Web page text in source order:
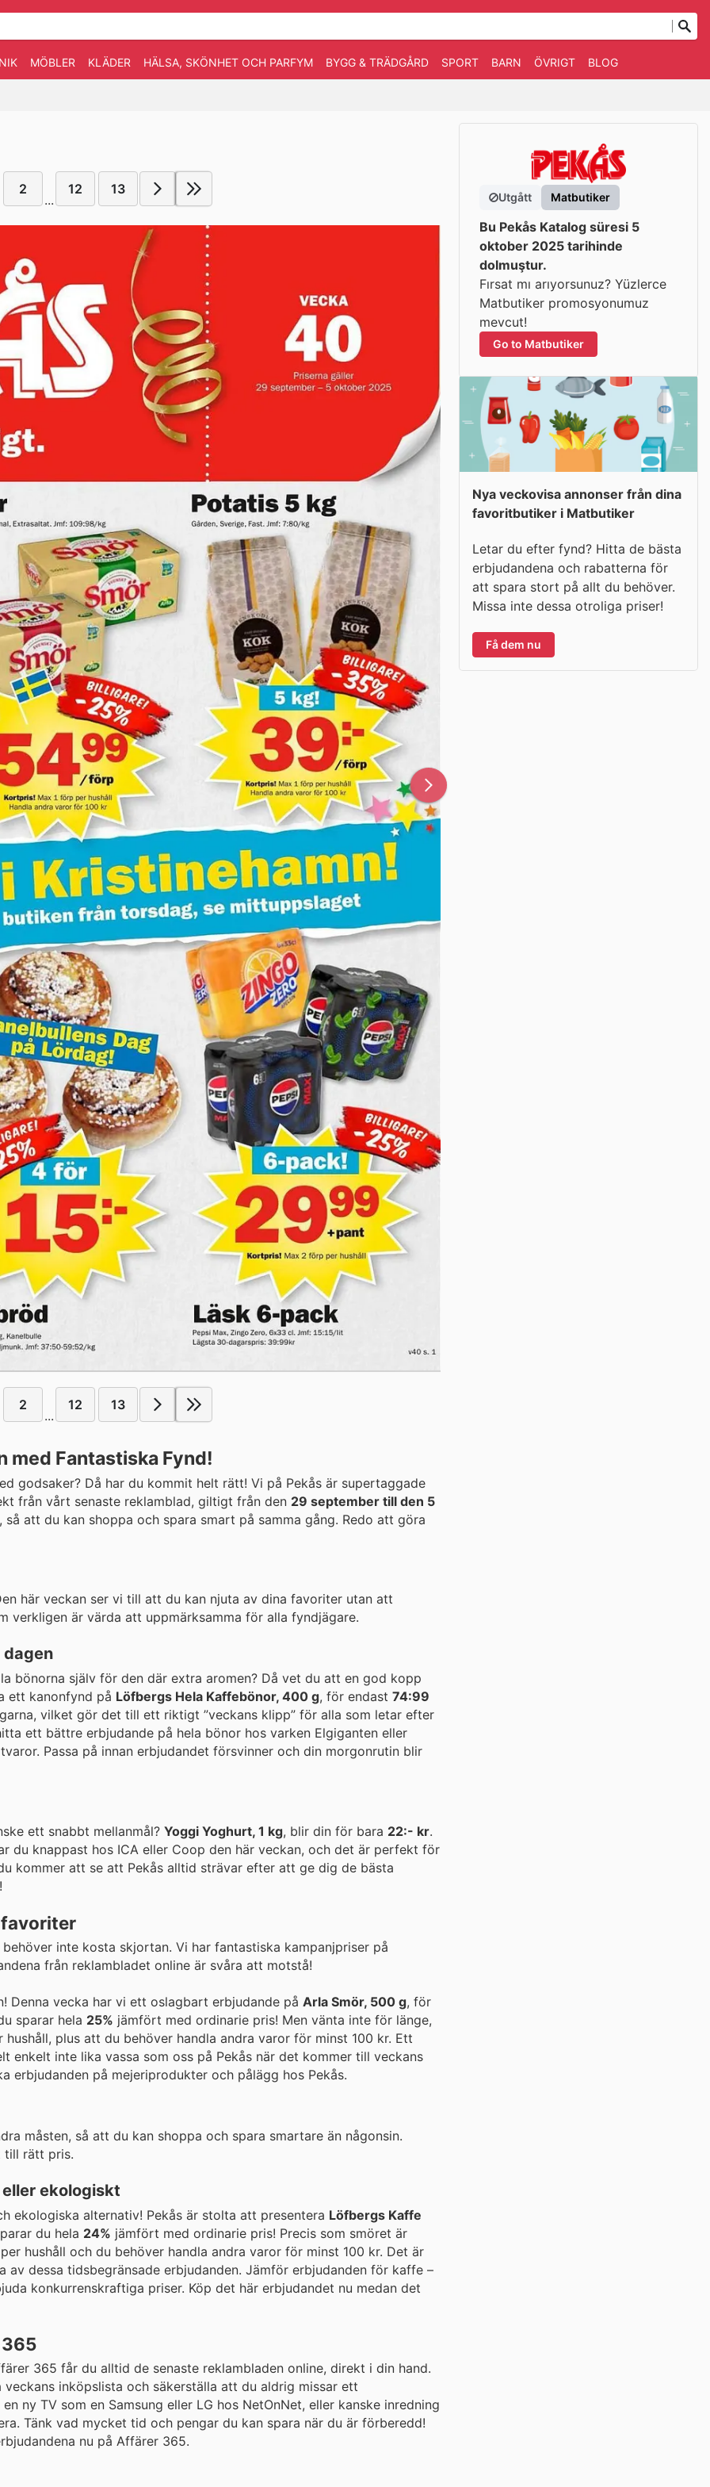
MÖBLER KLÄDER HÄLSA, SKÖNHET OCH PARFYM BYGG & TRÄDGÅRD SPORT BARN ÖVRIGT BLOG
2
...
12 13
2
...
12 13
med Fantastiska Fynd!
godsaker? Då har du kommit helt rätt! Vi på Pekås är supertaggade
från vårt senaste reklamblad, giltigt från den 29 september till den 5
att du kan shoppa och spara smart på samma gång. Redo att göra
här veckan ser vi till att du kan njuta av dina favoriter utan att
verkligen är värda att uppmärksamma för alla fyndjägare.
dagen
bönorna själv för den där extra aromen? Då vet du att en god kopp
ett kanonfynd på Löfbergs Hela Kaffebönor, 400 g, för endast 74:99
vilket gör det till ett riktigt ”veckans klipp” för alla som letar efter
ett bättre erbjudande på hela bönor hos varken Elgiganten eller
Passa på innan erbjudandet försvinner och din morgonrutin blir
ett snabbt mellanmål? Yoggi Yoghurt, 1 kg, blir din för bara 22:- kr.
knappast hos ICA eller Coop den här veckan, och det är perfekt för
kommer att se att Pekås alltid strävar efter att ge dig de bästa
inte kosta skjortan. Vi har fantastiska kampanjpriser på
från reklambladet online är svåra att motstå!
Denna vecka har vi ett oslagbart erbjudande på Arla Smör, 500 g, för
sparar hela 25% jämfört med ordinarie pris! Men vänta inte för länge,
plus att du behöver handla andra varor för minst 100 kr. Ett
enkelt inte lika vassa som oss på Pekås när det kommer till veckans
på mejeriprodukter och pålägg hos Pekås.
måsten, så att du kan shoppa och spara smartare än någonsin.
till rätt pris.
ekologiskt
ekologiska alternativ! Pekås är stolta att presentera Löfbergs Kaffe
du hela 24% jämfört med ordinarie pris! Precis som smöret är
hushåll och du behöver handla andra varor för minst 100 kr. Det är
dessa tidsbegränsade erbjudanden. Jämför erbjudanden för kaffe –
konkurrenskraftiga priser. Köp det här erbjudandet nu medan det
365 får du alltid de senaste reklambladen online, direkt i din hand.
inköpslista och säkerställa att du aldrig missar ett
ny TV som en Samsung eller LG hos NetOnNet, eller kanske inredning
Tänk vad mycket tid och pengar du kan spara när du är förberedd!
nu på Affärer 365.
Utgått Matbutiker
Bu Pekås Katalog süresi 5
oktober 2025 tarihinde
dolmuştur.
Fırsat mı arıyorsunuz? Yüzlerce
Matbutiker promosyonumuz
mevcut!
Go to Matbutiker
Nya veckovisa annonser från dina
favoritbutiker i Matbutiker
Letar du efter fynd? Hitta de bästa
erbjudandena och rabatterna för
att spara stort på allt du behöver.
Missa inte dessa otroliga priser!
Få dem nu